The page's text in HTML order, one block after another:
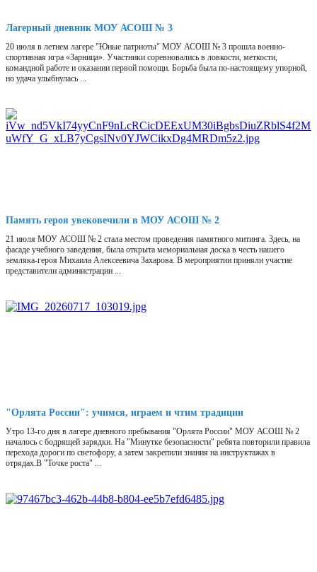
Лагерный дневник МОУ АСОШ № 3
20 июля в летнем лагере "Юные патриоты" МОУ АСОШ № 3 прошла военно-
спортивная игра «Зарница». Участники соревновались в ловкости, меткости,
командной работе и оказании первой помощи. Борьба была по-настоящему упорной,
но удача улыбнулась ...
Память героя увековечили в МОУ АСОШ № 2
21 июля МОУ АСОШ № 2 стала местом проведения памятного митинга. Здесь, на
фасаде учебного заведения, была открыта мемориальная доска в честь нашего
земляка-героя Михаила Алексеевича Захарова. В мероприятии приняли участие
представители администрации ...
"Орлята России": учимся, играем и чтим традиции
Утро 13-го дня в лагере дневного пребывания "Орлята России" МОУ АСОШ № 2
началось с бодрящей зарядки. На "Минутке безопасности" ребята повторили правила
перехода дороги по светофору, а затем закрепили знания на инструктажах в
отрядах.В "Точке роста" ...